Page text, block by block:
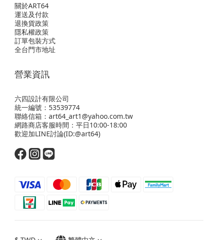
關於ART64
運送及付款
退換貨政策
隱私權政策
訂單包裝方式
全台門市地址
營業資訊
六四設計有限公司
統一編號：53539774
聯絡信箱：art64_art1@yahoo.com.tw
網路商店客服時間：平日10:00-18:00
歡迎加LINE討論(ID:@art64)